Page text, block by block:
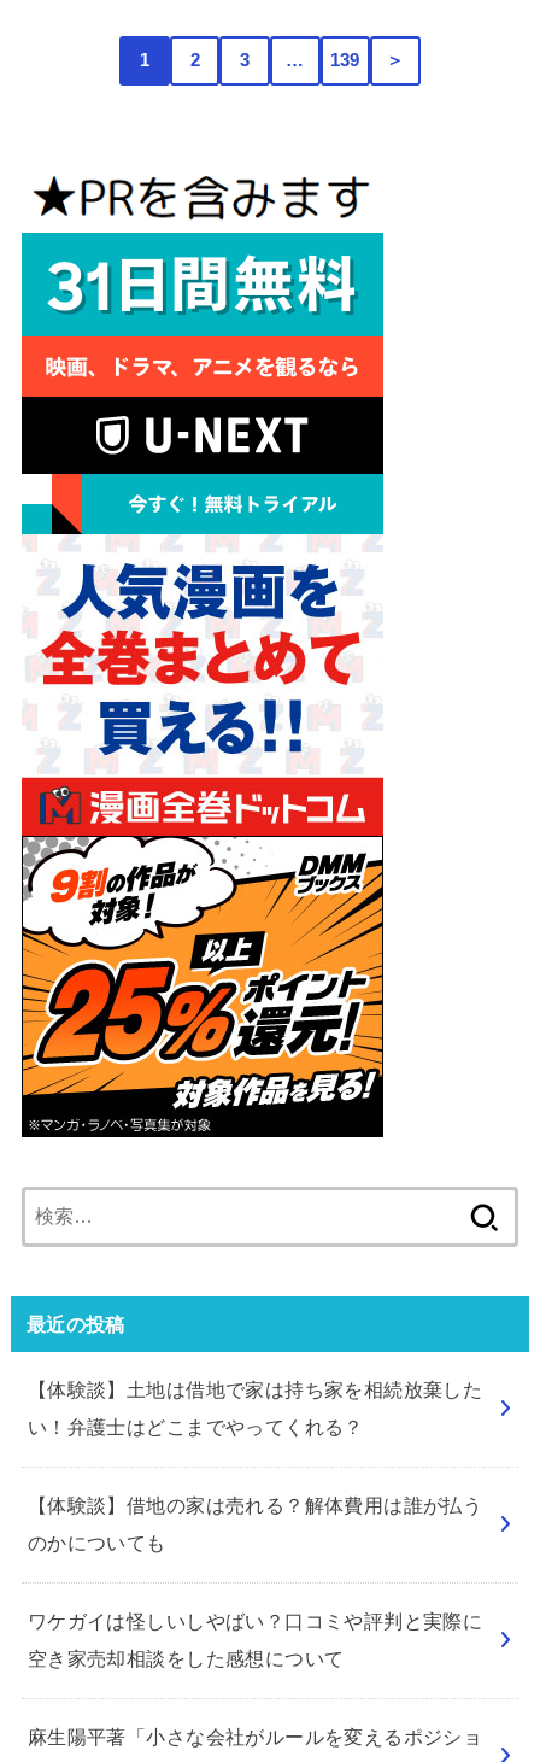
1 2 3 … 139 ＞
索:
最近の投稿
【体験談】土地は借地で家は持ち家を相続放棄した
い！弁護士はどこまでやってくれる？
【体験談】借地の家は売れる？解体費用は誰が払う
のかについても
ワケガイは怪しいしやばい？口コミや評判と実際に
空き家売却相談をした感想について
麻生陽平著「小さな会社がルールを変えるポジショ